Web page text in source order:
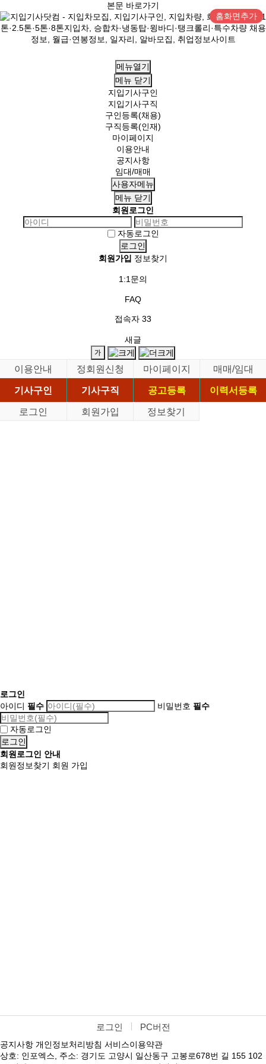
본문 바로가기
홈화면추가
메뉴열기
메뉴 닫기
지입기사구인
지입기사구직
구인등록(채용)
구직등록(인재)
마이페이지
이용안내
공지사항
임대/매매
사용자메뉴
메뉴 닫기
회원로그인
자동로그인
회원가입 정보찾기
1:1문의
FAQ
접속자 33
새글
이용안내 정회원신청 마이페이지
매매/임대
기사구인
기사구직 공고등록
이력서등록
로그인
회원가입 정보찾기
로그인
아이디 필수 비밀번호 필수
자동로그인
회원로그인 안내
회원정보찾기 회원 가입
로그인 PC버전
공지사항 개인정보처리방침 서비스이용약관
상호: 인포엑스, 주소: 경기도 고양시 일산동구 고봉로678번 길 155 102